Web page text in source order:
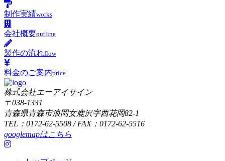
制作実績works
会社概要outline
製作の流れflow
料金のご案内price
株式会社エーアイサイン
〒038-1331
青森県青森市浪岡女鹿沢字西花岡82-1
TEL：0172-62-5508 / FAX：0172-62-5516
googlemapはこちら